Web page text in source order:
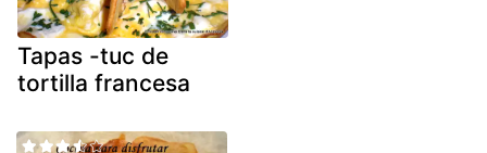
Tapas -tuc de
tortilla francesa